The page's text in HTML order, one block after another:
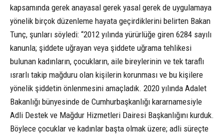
kapsamında gerek anayasal gerek yasal gerek de uygulamaya
yönelik birçok düzenleme hayata geçirdiklerini belirten Bakan
Tunç, şunları söyledi: “2012 yılında yürürlüğe giren 6284 sayılı
kanunla; şiddete uğrayan veya şiddete uğrama tehlikesi
bulunan kadınların, çocukların, aile bireylerinin ve tek taraflı
ısrarlı takip mağduru olan kişilerin korunması ve bu kişilere
yönelik şiddetin önlenmesini amaçladık. 2020 yılında Adalet
Bakanlığı bünyesinde de Cumhurbaşkanlığı kararnamesiyle
Adli Destek ve Mağdur Hizmetleri Dairesi Başkanlığını kurduk.
Böylece çocuklar ve kadınlar başta olmak üzere; adli süreçte